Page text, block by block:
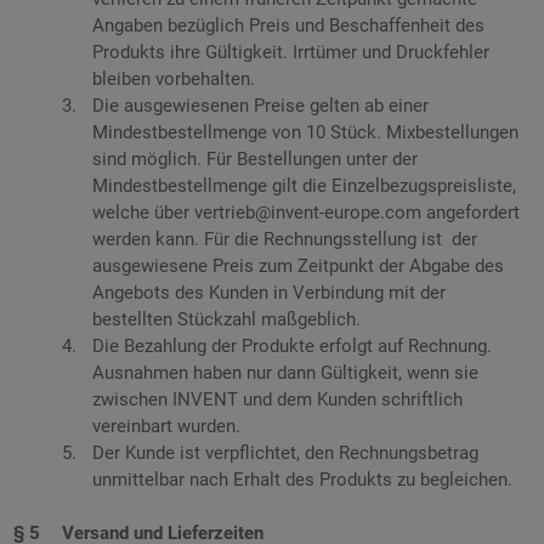
Angaben bezüglich Preis und Beschaffenheit des
Produkts ihre Gültigkeit. Irrtümer und Druckfehler
bleiben vorbehalten.
Die ausgewiesenen Preise gelten ab einer
Mindestbestellmenge von 10 Stück. Mixbestellungen
sind möglich. Für Bestellungen unter der
Mindestbestellmenge gilt die Einzelbezugspreisliste,
welche über vertrieb@invent-europe.com angefordert
werden kann. Für die Rechnungsstellung ist der
ausgewiesene Preis zum Zeitpunkt der Abgabe des
Angebots des Kunden in Verbindung mit der
bestellten Stückzahl maßgeblich.
Die Bezahlung der Produkte erfolgt auf Rechnung.
Ausnahmen haben nur dann Gültigkeit, wenn sie
zwischen INVENT und dem Kunden schriftlich
vereinbart wurden.
Der Kunde ist verpflichtet, den Rechnungsbetrag
unmittelbar nach Erhalt des Produkts zu begleichen.
Versand und Lieferzeiten